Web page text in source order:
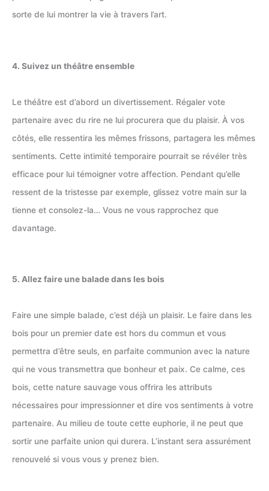
sorte de lui montrer la vie à travers l’art.
4. Suivez un théâtre ensemble
Le théâtre est d’abord un divertissement. Régaler vote
partenaire avec du rire ne lui procurera que du plaisir. À vos
côtés, elle ressentira les mêmes frissons, partagera les mêmes
sentiments. Cette intimité temporaire pourrait se révéler très
efficace pour lui témoigner votre affection. Pendant qu’elle
ressent de la tristesse par exemple, glissez votre main sur la
tienne et consolez-la… Vous ne vous rapprochez que
davantage.
5. Allez faire une balade dans les bois
Faire une simple balade, c’est déjà un plaisir. Le faire dans les
bois pour un premier date est hors du commun et vous
permettra d’être seuls, en parfaite communion avec la nature
qui ne vous transmettra que bonheur et paix. Ce calme, ces
bois, cette nature sauvage vous offrira les attributs
nécessaires pour impressionner et dire vos sentiments à votre
partenaire. Au milieu de toute cette euphorie, il ne peut que
sortir une parfaite union qui durera. L’instant sera assurément
renouvelé si vous vous y prenez bien.